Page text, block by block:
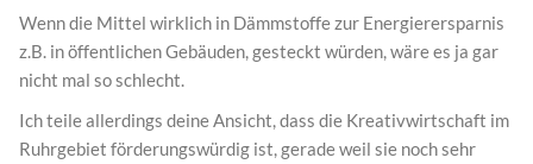
Wenn die Mittel wirklich in Dämmstoffe zur Energierersparnis
z.B. in öffentlichen Gebäuden, gesteckt würden, wäre es ja gar
nicht mal so schlecht.
Ich teile allerdings deine Ansicht, dass die Kreativwirtschaft im
Ruhrgebiet förderungswürdig ist, gerade weil sie noch sehr